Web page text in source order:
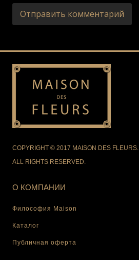
COPYRIGHT © 2017 MAISON DES FLEURS.
ALL RIGHTS RESERVED.
О КОМПАНИИ
Философия Maison
Каталог
Публичная оферта